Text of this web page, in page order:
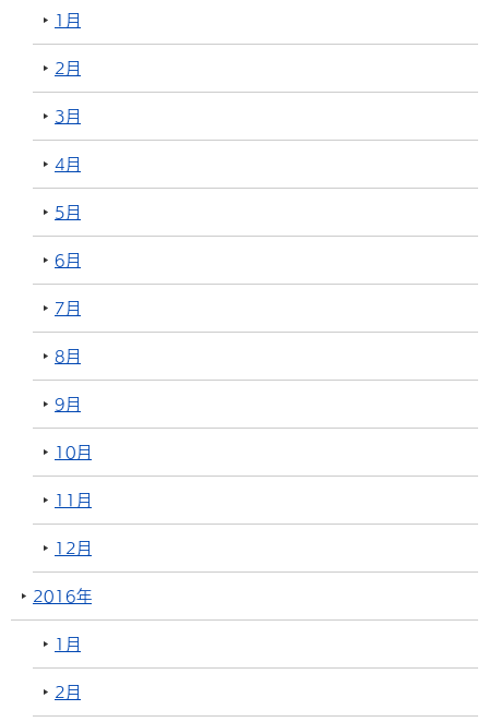
1月
2月
3月
4月
5月
6月
7月
8月
9月
10月
11月
12月
2016年
1月
2月